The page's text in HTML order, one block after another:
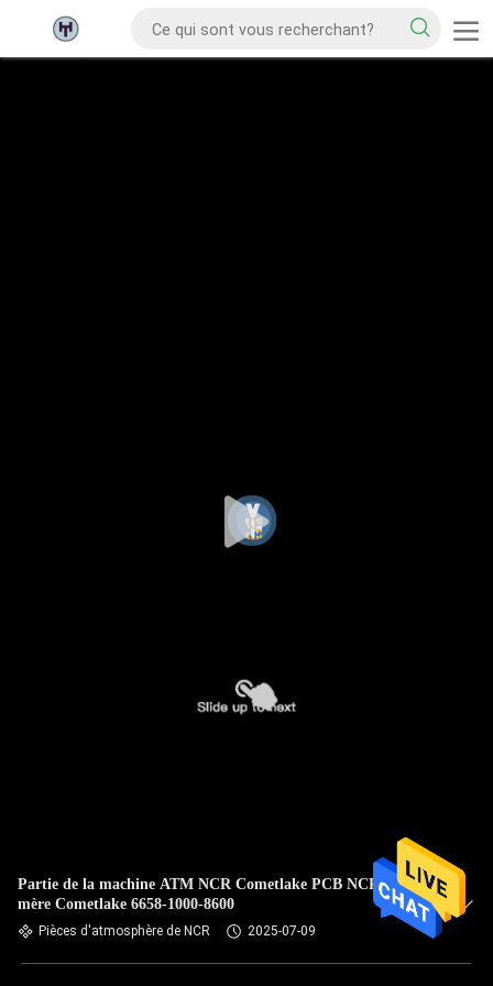
Partie de la machine ATM NCR Cometlake PCB NCR carte
mère Cometlake 6658-1000-8600
Pièces d'atmosphère de NCR 2025-07-09